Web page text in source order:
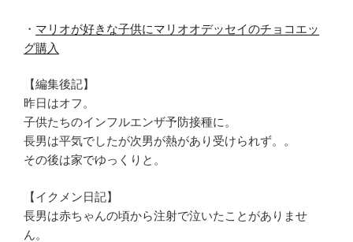
・ マリオが好きな子供にマリオオデッセイのチョコエッ
グ購入
【編集後記】
昨日はオフ。
子供たちのインフルエンザ予防接種に。
長男は平気でしたが次男が熱があり受けられず。。
その後は家でゆっくりと。
【イクメン日記】
長男は赤ちゃんの頃から注射で泣いたことがありませ
ん。